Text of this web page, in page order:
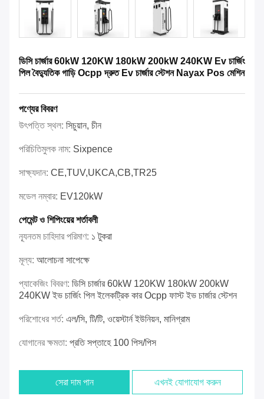
ডিসি চার্জার 60kW 120KW 180kW 200kW 240KW Ev চার্জিং
পিল বৈদ্যুতিক গাড়ি Ocpp দ্রুত Ev চার্জার স্টেশন Nayax Pos মেশিন
পণ্যের বিবরণ
উৎপত্তি স্থল: সিচুয়ান, চীন
পরিচিতিমুলক নাম: Sixpence
সাক্ষ্যদান: CE,TUV,UKCA,CB,TR25
মডেল নম্বার: EV120kW
পেমেন্ট ও শিপিংয়ের শর্তাবলী
ন্যূনতম চাহিদার পরিমাণ: ১ টুকরা
মূল্য: আলোচনা সাপেক্ষে
প্যাকেজিং বিবরণ: ডিসি চার্জার 60kW 120KW 180kW 200kW
240KW ইভ চার্জিং পিল ইলেকট্রিক কার Ocpp ফাস্ট ইভ চার্জার স্টেশন
পরিশোধের শর্ত: এল/সি, টি/টি, ওয়েস্টার্ন ইউনিয়ন, মানিগ্রাম
যোগানের ক্ষমতা: প্রতি সপ্তাহে 100 পিস/পিস
সেরা দাম পান এখনই যোগাযোগ করুন